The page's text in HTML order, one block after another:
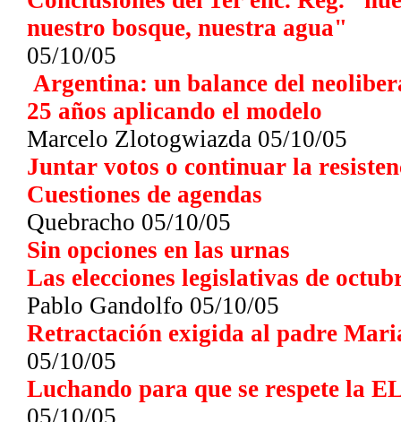
nuestro bosque, nuestra agua"
05/10/05
Argentina: un balance del
25 años aplicando el modelo
Marcelo Zlotogwiazda 05/10/05
Juntar votos o continuar la
Cuestiones de agendas
Quebracho 05/10/05
Sin opciones en las urnas
Las elecciones legislativas de
Pablo Gandolfo 05/10/05
Retractación exigida al padre
05/10/05
Luchando para que se respete la
05/10/05